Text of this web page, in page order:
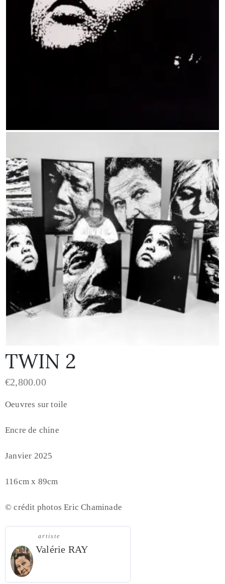
TWIN 2
€2,800.00
Oeuvres sur toile
Encre de chine
Janvier 2025
116cm x 89cm
© crédit photos Eric Chaminade
artiste
Valérie RAY